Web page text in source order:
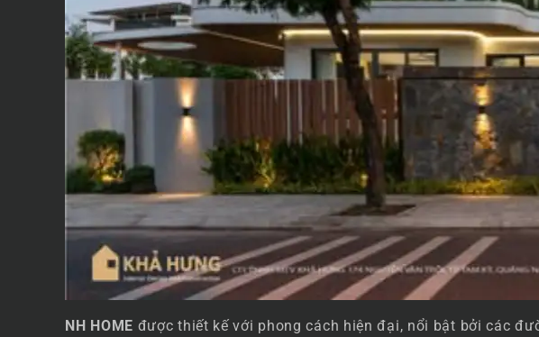
NH HOME được thiết kế với phong cách hiện đại, nổi bật bởi các